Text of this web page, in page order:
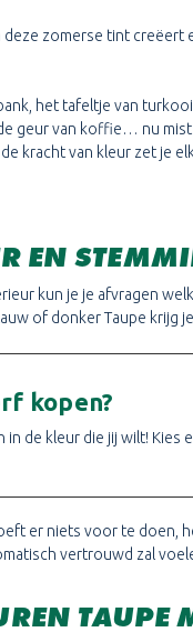
zomerse tint creëert
het tafeltje van
geur van koffie… nu
kracht van kleur zet je
EN
kun je je afvragen
of donker Taupe krijg
kopen?
in de kleur die jij wilt! Kies
er niets voor te doen,
vertrouwd zal
TAUPE